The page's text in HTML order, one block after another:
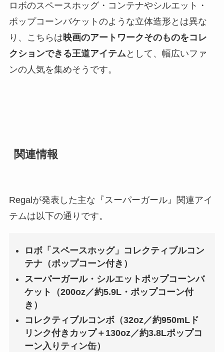
ロボのスペースホッグ・コンテナやシルエット・
ポップコーンバケットのような立体造形とは異な
り、こちらは映画のアートワークそのものをコレ
クションできる王道アイテムとして、幅広いファ
ンの人気を集めそうです。
関連情報
Regalが発表した主な『スーパーガール』関連アイ
テムは以下の通りです。
ロボ「スペースホッグ」コレクティブルコン
テナ（ポップコーン付き）
スーパーガール・シルエットポップコーンバ
ケット（200oz／約5.9L・ポップコーン付
き）
コレクティブルコンボ（32oz／約950mLド
リンク付きカップ＋130oz／約3.8Lポップコ
ーン入りティン缶）